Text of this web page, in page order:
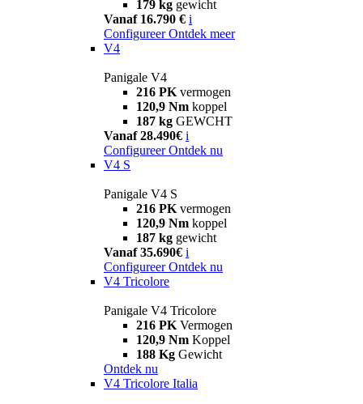
179 kg gewicht
Vanaf 16.790 € i
Configureer Ontdek meer
V4
Panigale V4
216 PK vermogen
120,9 Nm koppel
187 kg GEWCHT
Vanaf 28.490€ i
Configureer Ontdek nu
V4 S
Panigale V4 S
216 PK vermogen
120,9 Nm koppel
187 kg gewicht
Vanaf 35.690€ i
Configureer Ontdek nu
V4 Tricolore
Panigale V4 Tricolore
216 PK Vermogen
120,9 Nm Koppel
188 Kg Gewicht
Ontdek nu
V4 Tricolore Italia